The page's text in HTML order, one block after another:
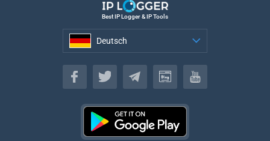
Best IP Logger & IP Tools
Deutsch
Deutsch